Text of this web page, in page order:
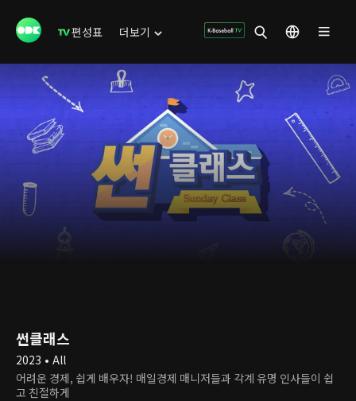
편성표 더보기
썬클래스
2023 • All
어려운 경제, 쉽게 배우자! 매일경제 매니저들과 각계 유명 인사들이 쉽
고 친절하게